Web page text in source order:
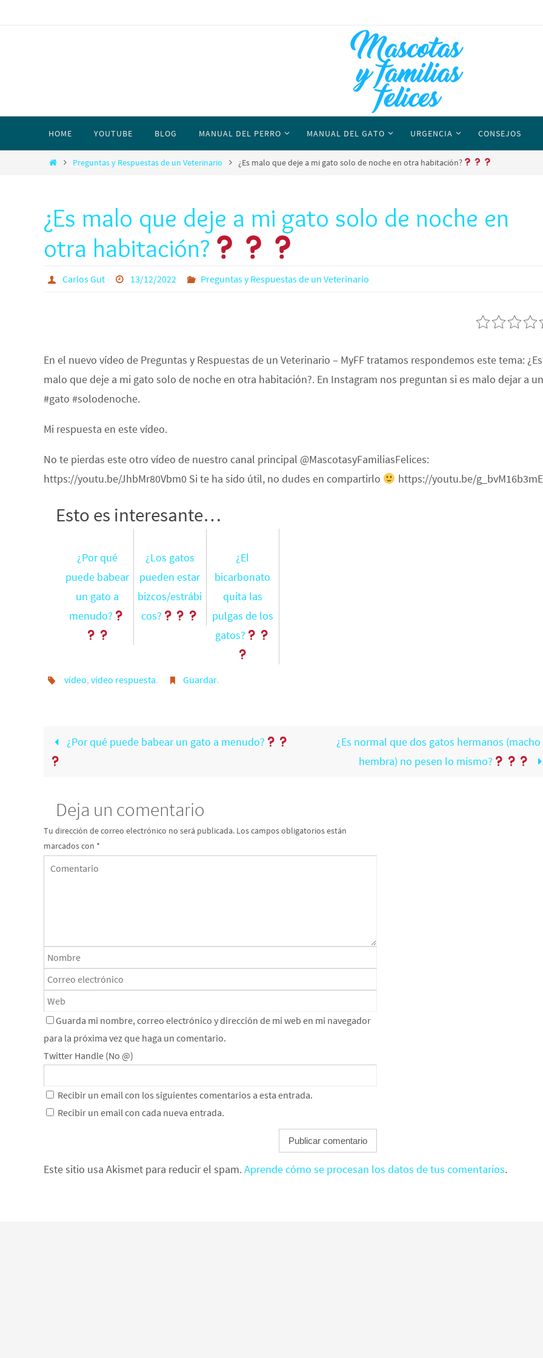
HOME YOUTUBE BLOG MANUAL DEL PERRO MANUAL DEL GATO URGENCIA CONSEJOS
Preguntas y Respuestas de un Veterinario ¿Es malo que deje a mi gato solo de noche en otra habitación?
¿Es malo que deje a mi gato solo de noche en
otra habitación?
Carlos Gut 13/12/2022 Preguntas y Respuestas de un Veterinario
En el nuevo vídeo de Preguntas y Respuestas de un Veterinario – MyFF tratamos respondemos este tema: ¿Es
malo que deje a mi gato solo de noche en otra habitación?. En Instagram nos preguntan si es malo dejar a un
#gato #solodenoche.
Mi respuesta en este vídeo.
No te pierdas este otro vídeo de nuestro canal principal @MascotasyFamiliasFelices:
https://youtu.be/JhbMr80Vbm0 Si te ha sido útil, no dudes en compartirlo
https://youtu.be/g_bvM16b3mE
Esto es interesante…
¿Por qué
puede babear
un gato a
menudo?
¿Los gatos
pueden estar
bizcos/estrábi
cos?
¿El
bicarbonato
quita las
pulgas de los
gatos?
vídeo, vídeo respuesta. Guardar.
¿Por qué puede babear un gato a menudo?
¿Es normal que dos gatos hermanos (macho
hembra) no pesen lo mismo?
Deja un comentario
Tu dirección de correo electrónico no será publicada. Los campos obligatorios están
marcados con *
Guarda mi nombre, correo electrónico y dirección de mi web en mi navegador
para la próxima vez que haga un comentario.
Twitter Handle (No @)
Recibir un email con los siguientes comentarios a esta entrada.
Recibir un email con cada nueva entrada.
Este sitio usa Akismet para reducir el spam.Aprende cómo se procesan los datos de tus comentarios.